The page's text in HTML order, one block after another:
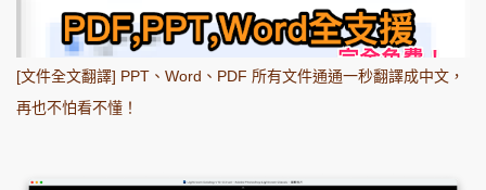
[文件全文翻譯] PPT、Word、PDF 所有文件通通一秒翻譯成中文，
再也不怕看不懂！